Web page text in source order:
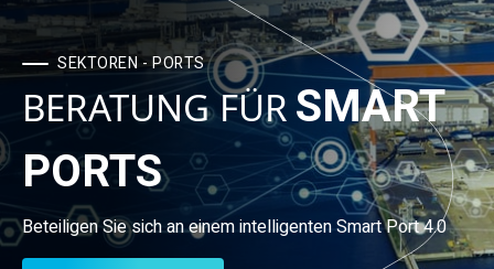
SEKTOREN - PORTS
BERATUNG FÜR SMART
PORTS
Beteiligen Sie sich an einem intelligenten Smart Port 4.0